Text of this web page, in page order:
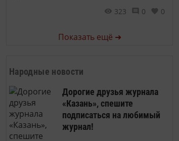
323
0 0
Показать ещё ➜
Народные новости
Дорогие друзья журнала
«Казань», спешите
подписаться на любимый
журнал!